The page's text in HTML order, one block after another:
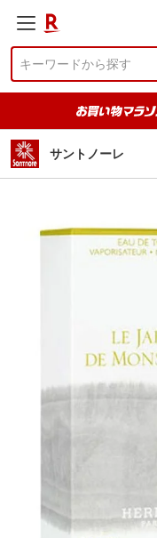
サントノーレ